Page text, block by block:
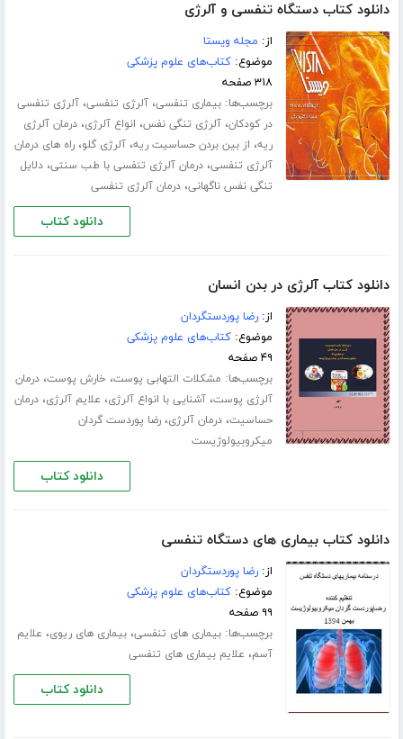
دانلود کتاب دستگاه تنفسی و آلرژی
از: مجله ویستا
موضوع:کتاب‌های علوم پزشکی
۳۱۸ صفحه
برچسب‌ها:بیماری تنفسی،آلرژی تنفسی،آلرژی تنفسی
در کودکان،آلرژی تنگی نفس، انواع آلرژی،درمان آلرژی
ریه، از بین بردن حساسیت ریه،آلرژی گلو،راه های درمان
آلرژی تنفسی،درمان آلرژی تنفسی با طب سنتی،دلایل
تنگی نفس ناگهانی،درمان آلرژی تنفسی
دانلود کتاب
دانلود کتاب آلرژی در بدن انسان
از:رضا پوردستگردان
موضوع:کتاب‌های علوم پزشکی
۴۹ صفحه
برچسب‌ها: مشکلات التهابی پوست، خارش پوست،درمان
آلرژی پوست،آشنایی با انواع آلرژی، علایم آلرژی،درمان
حساسیت،درمان آلرژی،رضا پوردست گردان
میکروبیولوژیست
دانلود کتاب
دانلود کتاب بیماری های دستگاه تنفسی
از:رضا پوردستگردان
موضوع:کتاب‌های علوم پزشکی
۹۹ صفحه
برچسب‌ها:بیماری های تنفسی،بیماری های ریوی، علایم
آسم، علایم بیماری های تنفسی
دانلود کتاب